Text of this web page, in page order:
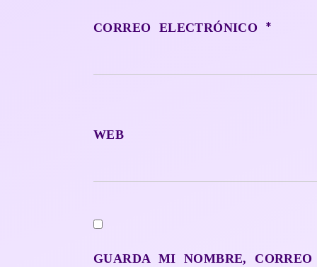
CORREO ELECTRÓNICO *
WEB
GUARDA MI NOMBRE,